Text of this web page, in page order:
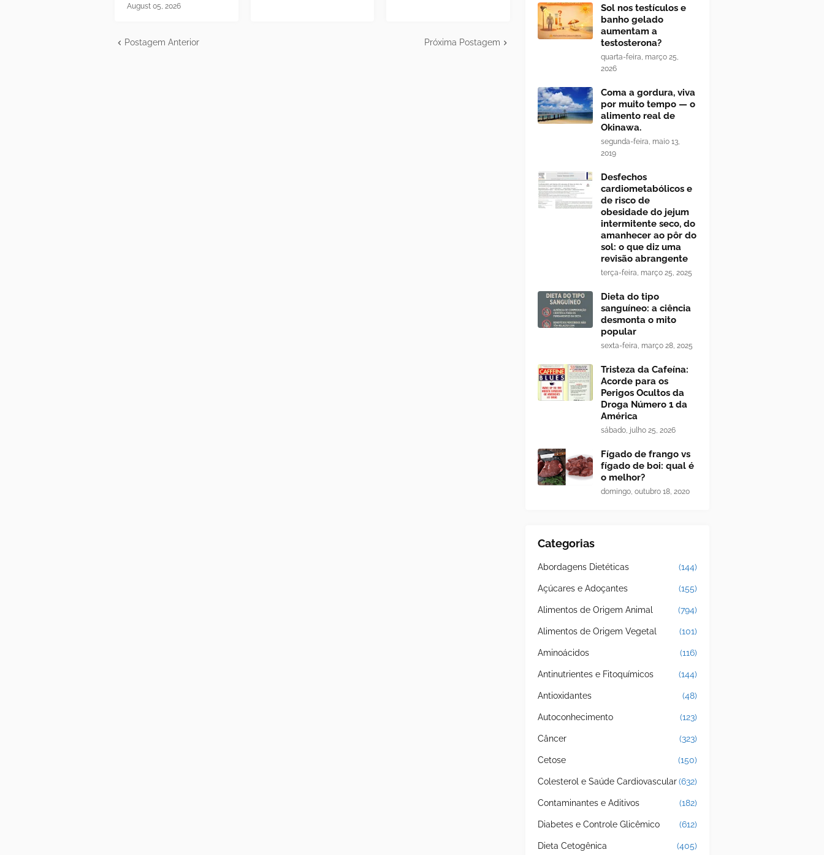
August 05, 2026
Postagem Anterior Próxima Postagem
Sol nos testículos e
banho gelado
aumentam a
testosterona?
quarta-feira, março 25,
2026
Coma a gordura, viva
por muito tempo — o
alimento real de
Okinawa.
segunda-feira, maio 13,
2019
Desfechos
cardiometabólicos e
de risco de
obesidade do jejum
intermitente seco, do
amanhecer ao pôr do
sol: o que diz uma
revisão abrangente
terça-feira, março 25, 2025
Dieta do tipo
sanguíneo: a ciência
desmonta o mito
popular
sexta-feira, março 28, 2025
Tristeza da Cafeína:
Acorde para os
Perigos Ocultos da
Droga Número 1 da
América
sábado, julho 25, 2026
Fígado de frango vs
fígado de boi: qual é
o melhor?
domingo, outubro 18, 2020
Categorias
Abordagens Dietéticas (144)
Açúcares e Adoçantes (155)
Alimentos de Origem Animal (794)
Alimentos de Origem Vegetal (101)
Aminoácidos (116)
Antinutrientes e Fitoquímicos (144)
Antioxidantes (48)
Autoconhecimento (123)
Câncer (323)
Cetose (150)
Colesterol e Saúde Cardiovascular(632)
Contaminantes e Aditivos (182)
Diabetes e Controle Glicêmico (612)
Dieta Cetogênica (405)